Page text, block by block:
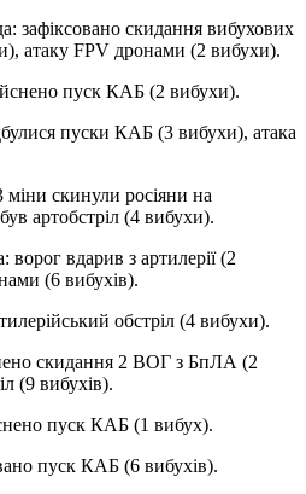
зафіксовано скидання вибухових
атаку FPV дронами (2 вибухи).
пуск КАБ (2 вибухи).
пуски КАБ (3 вибухи), атака
міни скинули росіяни на
артобстріл (4 вибухи).
вдарив з артилерії (2
(6 вибухів).
обстріл (4 вибухи).
скидання 2 ВОГ з БпЛА (2
(9 вибухів).
пуск КАБ (1 вибух).
пуск КАБ (6 вибухів).